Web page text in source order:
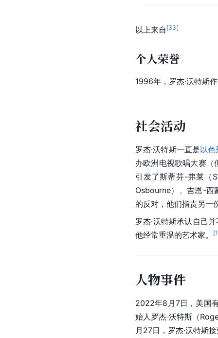
以上来自 [33]
个人荣誉
1996年，罗杰·沃特斯
社会活动
罗杰·沃特斯一直是以色
办欧洲电视歌唱大赛（
引发了斯蒂芬-弗莱
Osbourne）、吉恩-西
的反对，他们指责另一
罗杰·沃特斯承认自己
他经常重温的艺术家。
[1
人物事件
2022年8月7日，美国
始人罗杰·沃特斯（
月27日，罗杰·沃特斯